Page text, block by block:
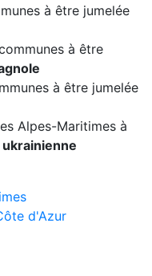
à être jumelée
à être
à être jumelée
Alpes-Maritimes à
d'Azur